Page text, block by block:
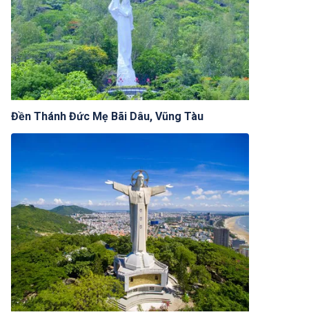
Đền Thánh Đức Mẹ Bãi Dâu, Vũng Tàu